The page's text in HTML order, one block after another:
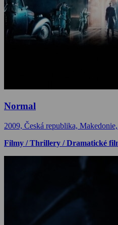
Normal
2009, Česká republika,
Filmy / Thrillery / Dramatické